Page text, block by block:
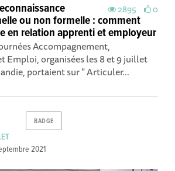
2895 0
ou non formelle : comment
en relation apprenti et employeur
Accompagnement,
Emploi, organisées les 8 et 9 juillet
, portaient sur " Articuler...
BADGE
2021